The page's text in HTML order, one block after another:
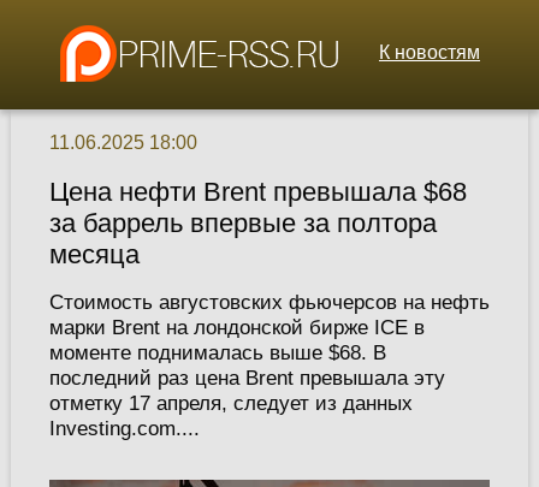
К новостям
11.06.2025 18:00
Цена нефти Brent превышала $68
за баррель впервые за полтора
месяца
Стоимость августовских фьючерсов на нефть
марки Brent на лондонской бирже ICE в
моменте поднималась выше $68. В
последний раз цена Brent превышала эту
отметку 17 апреля, следует из данных
Investing.com....